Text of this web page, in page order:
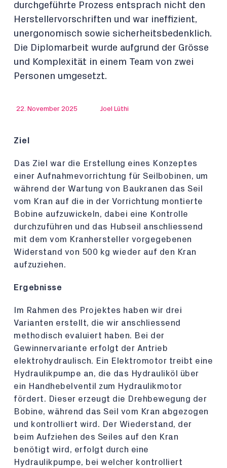
durchgeführte Prozess entsprach nicht den
Herstellervorschriften und war ineffizient,
unergonomisch sowie sicherheitsbedenklich.
Die Diplomarbeit wurde aufgrund der Grösse
und Komplexität in einem Team von zwei
Personen umgesetzt.
22. November 2025 Joel Lüthi
Ziel
Das Ziel war die Erstellung eines Konzeptes
einer Aufnahmevorrichtung für Seilbobinen, um
während der Wartung von Baukranen das Seil
vom Kran auf die in der Vorrichtung montierte
Bobine aufzuwickeln, dabei eine Kontrolle
durchzuführen und das Hubseil anschliessend
mit dem vom Kranhersteller vorgegebenen
Widerstand von 500 kg wieder auf den Kran
aufzuziehen.
Ergebnisse
Im Rahmen des Projektes haben wir drei
Varianten erstellt, die wir anschliessend
methodisch evaluiert haben. Bei der
Gewinnervariante erfolgt der Antrieb
elektrohydraulisch. Ein Elektromotor treibt eine
Hydraulikpumpe an, die das Hydrauliköl über
ein Handhebelventil zum Hydraulikmotor
fördert. Dieser erzeugt die Drehbewegung der
Bobine, während das Seil vom Kran abgezogen
und kontrolliert wird. Der Wiederstand, der
beim Aufziehen des Seiles auf den Kran
benötigt wird, erfolgt durch eine
Hydraulikpumpe, bei welcher kontrolliert